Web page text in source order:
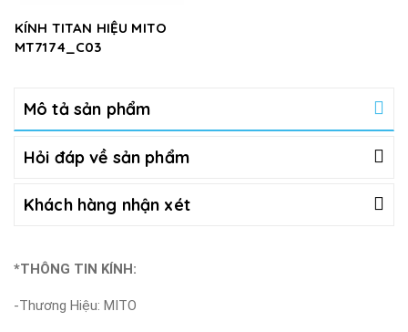
KÍNH TITAN HIỆU MITO
MT7174_C03
Mô tả sản phẩm
Hỏi đáp về sản phẩm
Khách hàng nhận xét
*THÔNG TIN KÍNH:
-Thương Hiệu: MITO